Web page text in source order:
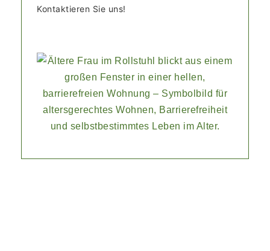
Kontaktieren Sie uns!